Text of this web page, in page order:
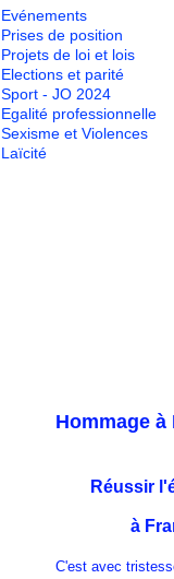
Evénements
Prises de position
Projets de loi et lois
Elections et parité
Sport - JO 2024
Egalité professionnelle
Sexisme et Violences
Laïcité
Hommage
Réussir
à
C'est avec